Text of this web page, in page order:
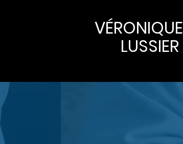
VÉRONIQUE
LUSSIER